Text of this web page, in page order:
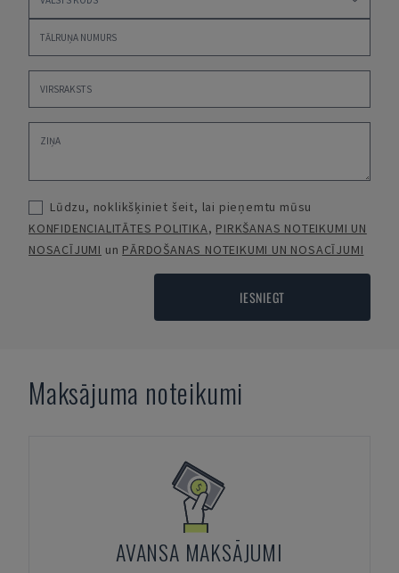
Lūdzu, noklikšķiniet šeit, lai pieņemtu mūsu
KONFIDENCIALITĀTES POLITIKA, PIRKŠANAS NOTEIKUMI UN
NOSACĪJUMI un PĀRDOŠANAS NOTEIKUMI UN NOSACĪJUMI
IESNIEGT
Maksājuma noteikumi
AVANSA MAKSĀJUMI